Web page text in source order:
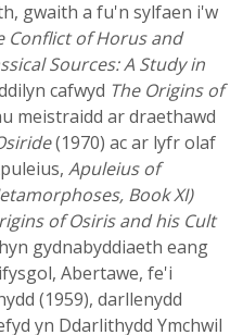
gwaith a fu'n sylfaen i'w
Conflict of Horus and
Sources: A Study in
cafwyd The Origins of
meistraidd ar draethawd
(1970) ac ar lyfr olaf
Apuleius of
Book XI)
of Osiris and his Cult
gydnabyddiaeth eang
Abertawe, fe'i
(1959), darllenydd
yn Ddarlithydd Ymchwil